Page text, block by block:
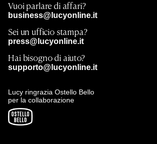
Vuoi parlare di affari?
business@lucyonline.it
Sei un ufficio stampa?
press@lucyonline.it
Hai bisogno di aiuto?
supporto@lucyonline.it
Lucy ringrazia Ostello Bello
per la collaborazione